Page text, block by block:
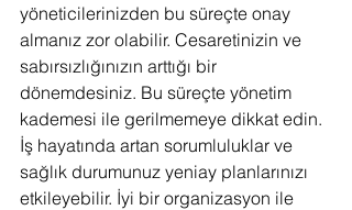
yöneticilerinizden bu süreçte onay
almanız zor olabilir. Cesaretinizin ve
sabırsızlığınızın arttığı bir
dönemdesiniz. Bu süreçte yönetim
kademesi ile gerilmemeye dikkat edin.
İş hayatında artan sorumluluklar ve
sağlık durumunuz yeniay planlarınızı
etkileyebilir. İyi bir organizasyon ile